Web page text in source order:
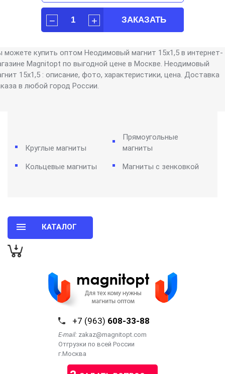
можете купить оптом Неодимовый магнит 15х1,5 в интернет-
Magnitopt по выгодной цене в Москве. Неодимовый
15х1,5 : описание, фото, характеристики, цена. Доставка
в любой город России.
Круглые магниты
Прямоугольные
магниты
Кольцевые магниты Магниты с зенковкой
КАТАЛОГ
+7 (963) 608-33-88
E-mail: zakaz@magnitopt.com
Отгрузки по всей России
г.Москва